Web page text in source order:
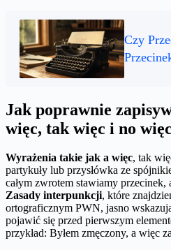
Czy
Jak poprawnie
więc, tak więc i no
Wyrażenia takie jak a więc, tak
partykuły lub przysłówka ze
całym zwrotem stawiamy
Zasady interpunkcji, które
ortograficznym PWN, jasno
pojawić się przed pierwszym
przykład: Byłem zmęczony, a więc